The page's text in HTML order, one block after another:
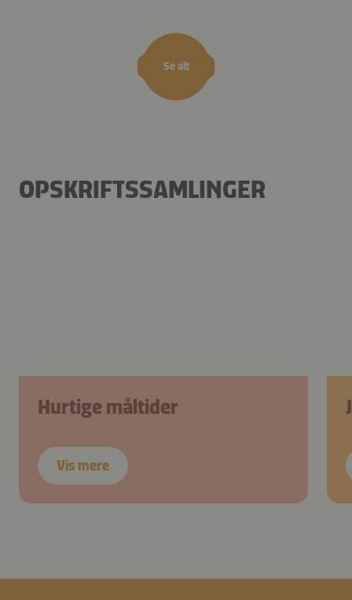
Se alt
OPSKRIFTSSAMLINGER
Hurtige måltider
Vis mere